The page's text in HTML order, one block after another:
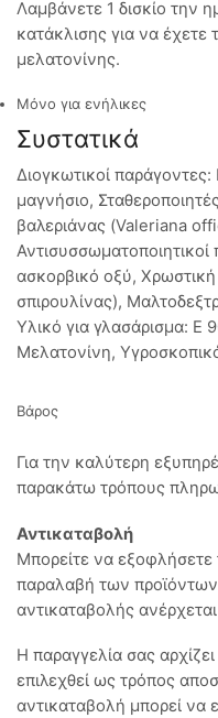
Λαμβάνετε 1 δισκίο την
κατάκλισης για να έχετε
μελατονίνης.
Μόνο για ενήλικες
Συστατικά
Διογκωτικοί
μαγνήσιο,
βαλεριάνας (Valeriana
ασκορβικό οξύ,
σπιρουλίνας),
Υλικό για γλασάρισμα: E
Μελατονίνη,
Βάρος
Για την καλύτερη
παρακάτω τρόπους
Αντικαταβολή
Μπορείτε να εξοφλήσετε
παραλαβή των
αντικαταβολής
Η παραγγελία σας
επιλεχθεί ως τρόπος
αντικαταβολή μπορεί να